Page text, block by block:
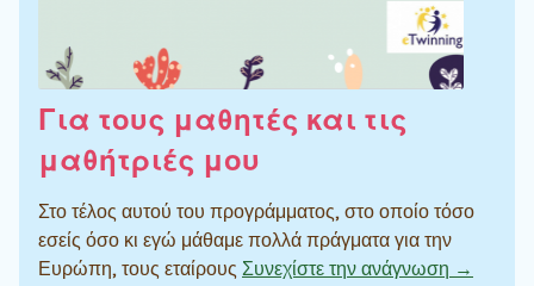
Για τους μαθητές και τις
μαθήτριές μου
Στο τέλος αυτού του προγράμματος, στο οποίο τόσο
εσείς όσο κι εγώ μάθαμε πολλά πράγματα για την
Ευρώπη, τους εταίρους Συνεχίστε την ανάγνωση →